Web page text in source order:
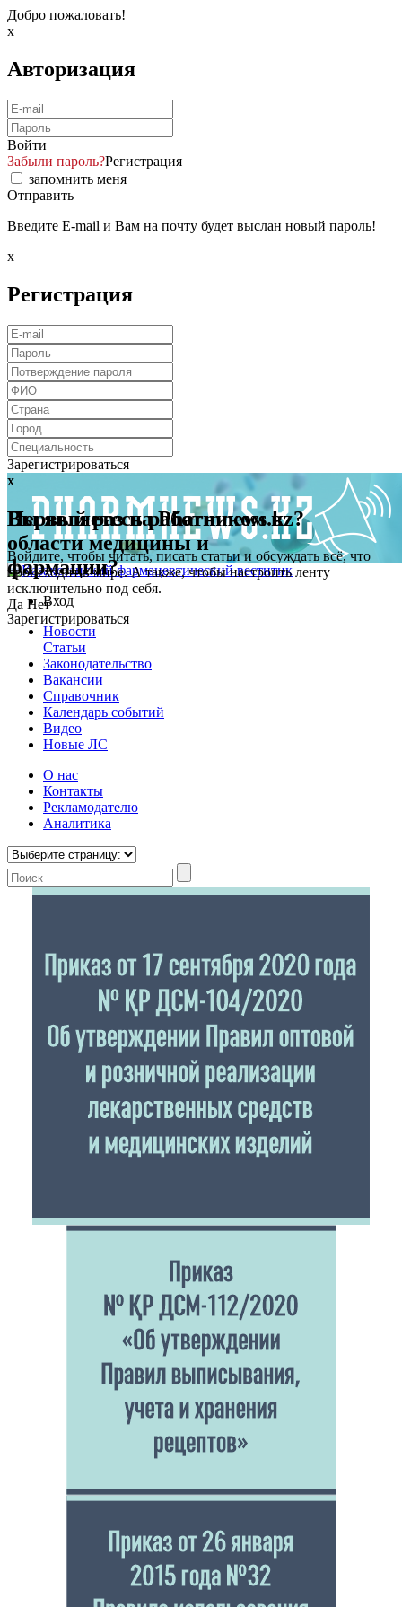
Добро пожаловать!
x
Авторизация
Войти
Забыли пароль?Регистрация
запомнить меня
Отправить
Введите E-mail и Вам на почту будет выслан новый пароль!
x
Регистрация
Зарегистрироваться
x
Первый раз на Pharmnews.kz?
Войдите, чтобы читать, писать статьи и обсуждать всё, что
происходит в мире. А также, чтобы настроить ленту
исключительно под себя.
Зарегистрироваться
x
Вы являетесь работником в
области медицины и
фармации?
Да НетВход
Новости
Статьи
Законодательство
Вакансии
Справочник
Календарь событий
Видео
Новые ЛС
О нас
Контакты
Рекламодателю
Аналитика